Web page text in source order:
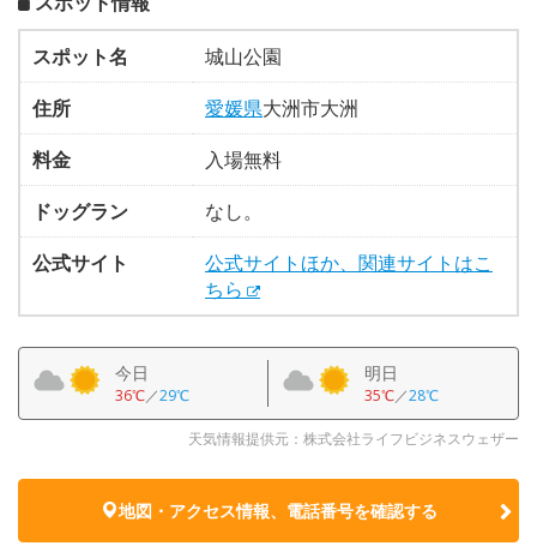
スポット名
城山公園
住所
愛媛県大洲市大洲
料金
入場無料
ドッグラン
なし。
公式サイト
公式サイトほか、関連サイトはこ
ちら
今日
36℃／29℃
明日
35℃／28℃
天気情報提供元：株式会社ライフビジネスウェザー
地図・アクセス情報、電話番号を確認する